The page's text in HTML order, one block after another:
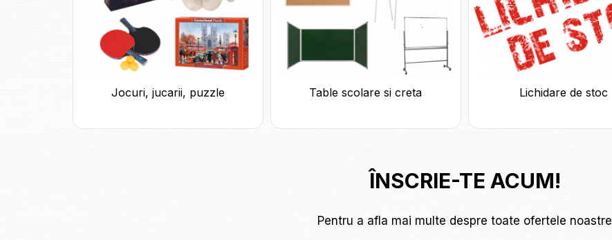
Jocuri, jucarii, puzzle Table scolare si creta Lichidare de stoc
ÎNSCRIE-TE ACUM!
Pentru a afla mai multe despre toate ofertele noastre